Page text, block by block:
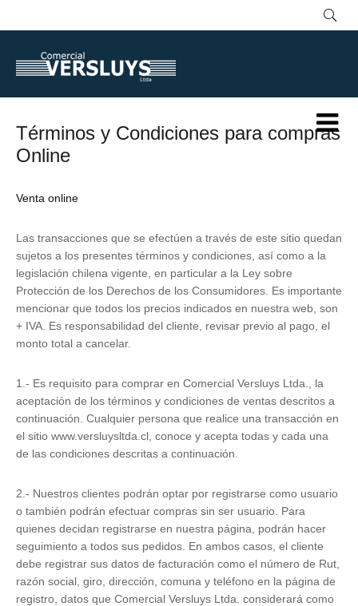
Términos y Condiciones para compras
Online
Venta online
Las transacciones que se efectúen a través de este sitio quedan
sujetos a los presentes términos y condiciones, así como a la
legislación chilena vigente, en particular a la Ley sobre
Protección de los Derechos de los Consumidores. Es importante
mencionar que todos los precios indicados en nuestra web, son
+ IVA. Es responsabilidad del cliente, revisar previo al pago, el
monto total a cancelar.
1.- Es requisito para comprar en Comercial Versluys Ltda., la
aceptación de los términos y condiciones de ventas descritos a
continuación. Cualquier persona que realice una transacción en
el sitio www.versluysltda.cl, conoce y acepta todas y cada una
de las condiciones descritas a continuación.
2.- Nuestros clientes podrán optar por registrarse como usuario
o también podrán efectuar compras sin ser usuario. Para
quienes decidan registrarse en nuestra página, podrán hacer
seguimiento a todos sus pedidos. En ambos casos, el cliente
debe registrar sus datos de facturación como el número de Rut,
razón social, giro, dirección, comuna y teléfono en la página de
registro, datos que Comercial Versluys Ltda. considerará como